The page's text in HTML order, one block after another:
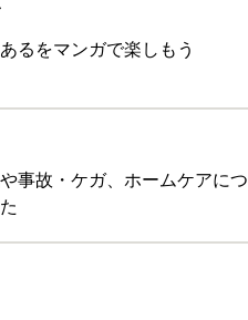
るをマンガで楽しもう
事故・ケガ、ホームケアにつ